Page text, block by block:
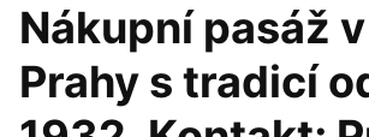
Nákupní pasáž
Prahy s tradicí